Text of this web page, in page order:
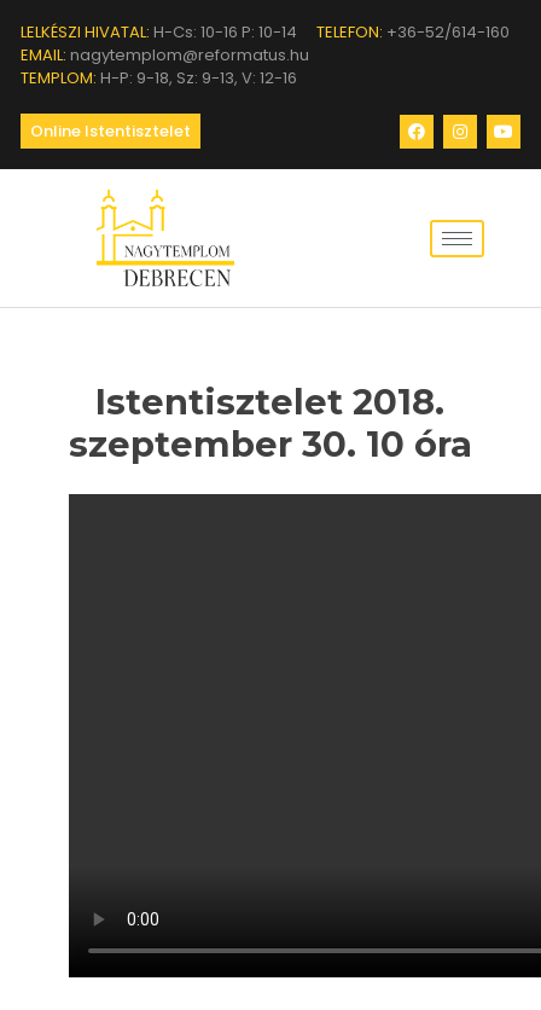
LELKÉSZI HIVATAL: H-Cs: 10-16 P: 10-14 TELEFON: +36-52/614-160
EMAIL: nagytemplom@reformatus.hu
TEMPLOM: H-P: 9-18, Sz: 9-13, V: 12-16
Online Istentisztelet
Istentisztelet 2018.
szeptember 30. 10 óra